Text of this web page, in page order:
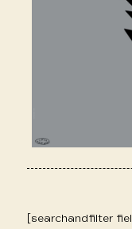
[searchandfilter